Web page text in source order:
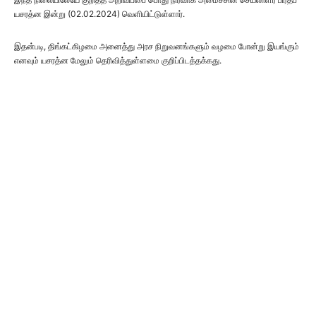
யசரத்ன இன்று (02.02.2024) வெளியிட்டுள்ளார்.
இதன்படி, திங்கட்கிழமை அனைத்து அரச நிறுவனங்களும் வழமை போன்று இயங்கும்
எனவும் யசரத்ன மேலும் தெரிவித்துள்ளமை குறிப்பிடத்தக்கது.